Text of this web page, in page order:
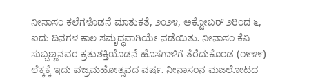
ನೀನಾಸಂ ಕಲೆಗಳೊಡನೆ ಮಾತುಕತೆ, ೨೦೨೪, ಅಕ್ಟೋಬರ್ ೨ರಿಂದ ೬,
ಐದು ದಿನಗಳ ಕಾಲ ಸಮೃದ್ಧವಾಗಿಯೇ ನಡೆಯಿತು. ನೀನಾಸಂ ಕೆವಿ
ಸುಬ್ಬಣ್ಣನವರ ಕ್ರತುಶಕ್ತಿಯೊಡನೆ ಹೊಸಗಾಳಿಗೆ ತೆರೆದುಕೊಂಡ (೧೯೪೯)
ಲೆಕ್ಕಕ್ಕೆ ಇದು ವಜ್ರಮಹೋತ್ಸವದ ವರ್ಷ. ನೀನಾಸಂನ ಮಜಲೋಟದ